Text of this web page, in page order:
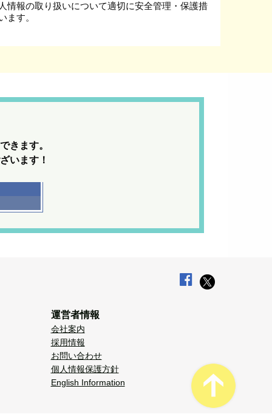
情報の取り扱いについて適切に安全管理・保護措
ます。
きます。
います！
運営者情報
会社案内
採用情報
お問い合わせ
個人情報保護方針
English Information